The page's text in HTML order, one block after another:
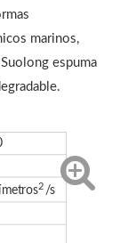
marinos,
espuma
2 /s